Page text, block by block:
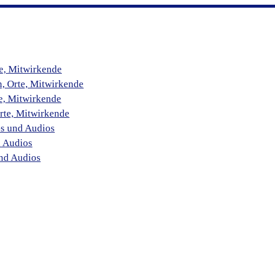
Mitwirkende
Orte, Mitwirkende
Mitwirkende
Mitwirkende
und Audios
Audios
Audios